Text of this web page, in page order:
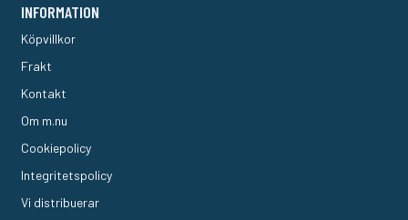
INFORMATION
Köpvillkor
Frakt
Kontakt
Om m.nu
Cookiepolicy
Integritetspolicy
Vi distribuerar